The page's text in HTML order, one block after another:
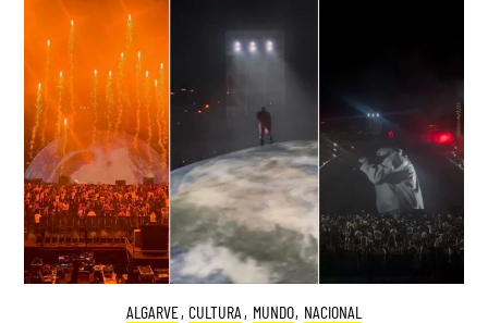
ALGARVE, CULTURA , MUNDO, NACIONAL